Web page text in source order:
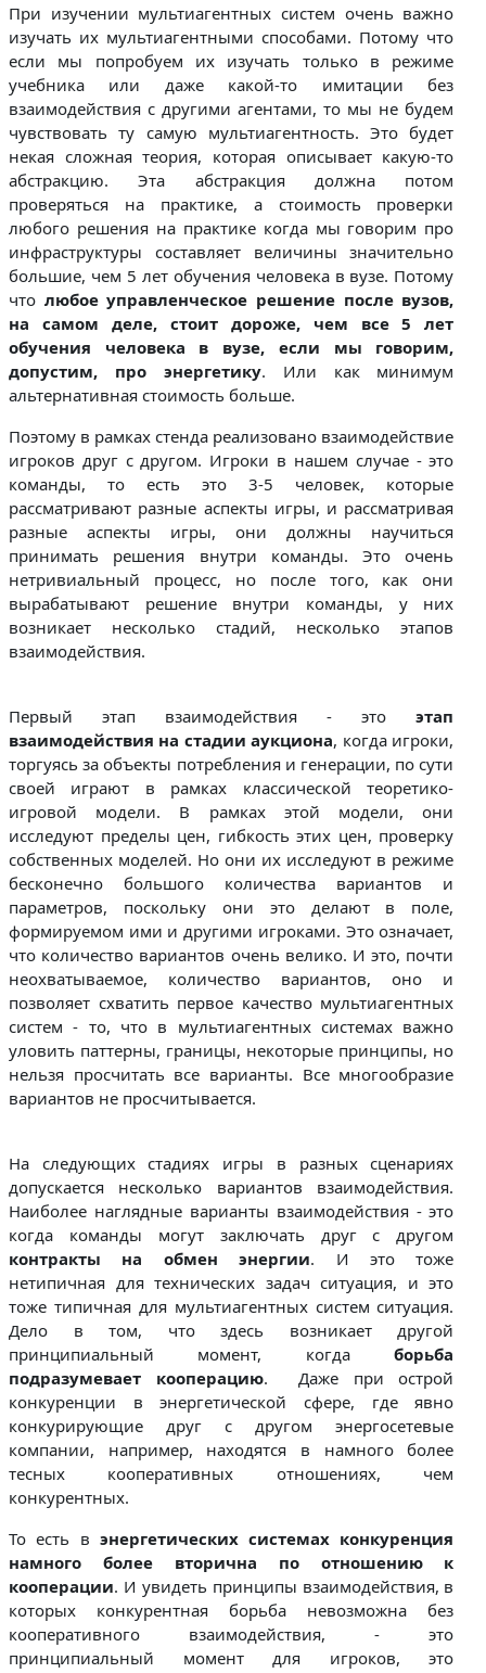
При изучении мультиагентных систем очень важно
изучать их мультиагентными способами. Потому что
если мы попробуем их изучать только в режиме
учебника или даже какой-то имитации без
взаимодействия с другими агентами, то мы не будем
чувствовать ту самую мультиагентность. Это будет
некая сложная теория, которая описывает какую-то
абстракцию. Эта абстракция должна потом
проверяться на практике, а стоимость проверки
любого решения на практике когда мы говорим про
инфраструктуры составляет величины значительно
большие, чем 5 лет обучения человека в вузе. Потому
что любое управленческое решение после вузов,
на самом деле, стоит дороже, чем все 5 лет
обучения человека в вузе, если мы говорим,
допустим, про энергетику. Или как минимум
альтернативная стоимость больше.
Поэтому в рамках стенда реализовано взаимодействие
игроков друг с другом. Игроки в нашем случае - это
команды, то есть это 3-5 человек, которые
рассматривают разные аспекты игры, и рассматривая
разные аспекты игры, они должны научиться
принимать решения внутри команды. Это очень
нетривиальный процесс, но после того, как они
вырабатывают решение внутри команды, у них
возникает несколько стадий, несколько этапов
взаимодействия.
Первый этап взаимодействия - этоэтап
взаимодействия на стадии аукциона, когда игроки,
торгуясь за объекты потребления и генерации, по сути
своей играют в рамках классической теоретико-
игровой модели. В рамках этой модели, они
исследуют пределы цен, гибкость этих цен, проверку
собственных моделей. Но они их исследуют в режиме
бесконечно большого количества вариантов и
параметров, поскольку они это делают в поле,
формируемом ими и другими игроками. Это означает,
что количество вариантов очень велико. И это, почти
неохватываемое, количество вариантов, оно и
позволяет схватить первое качество мультиагентных
систем - то, что в мультиагентных системах важно
уловить паттерны, границы, некоторые принципы, но
нельзя просчитать все варианты. Все многообразие
вариантов не просчитывается.
На следующих стадиях игры в разных сценариях
допускается несколько вариантов взаимодействия.
Наиболее наглядные варианты взаимодействия - это
когда команды могут заключать друг с другом
контракты на обмен энергии. И это тоже
нетипичная для технических задач ситуация, и это
тоже типичная для мультиагентных систем ситуация.
Дело в том, что здесь возникает другой
принципиальный момент, когдаборьба
подразумевает кооперацию. Даже при острой
конкуренции в энергетической сфере, где явно
конкурирующие друг с другом энергосетевые
компании, например, находятся в намного более
тесных кооперативных отношениях, чем
конкурентных.
То есть в энергетических системах конкуренция
намного более вторична по отношению к
кооперации. И увидеть принципы взаимодействия, в
которых конкурентная борьба невозможна без
кооперативного взаимодействия, - это
принципиальный момент для игроков, это